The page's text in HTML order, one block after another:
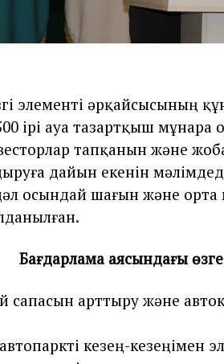
элементі әрқайсысының
ірі ауа тазартқыш мұнара
тапқанын және
дайын екенін
осындай шағын және
Бағдарлама аясындағы
сапасын арттыру және
кезең-кезеңімен